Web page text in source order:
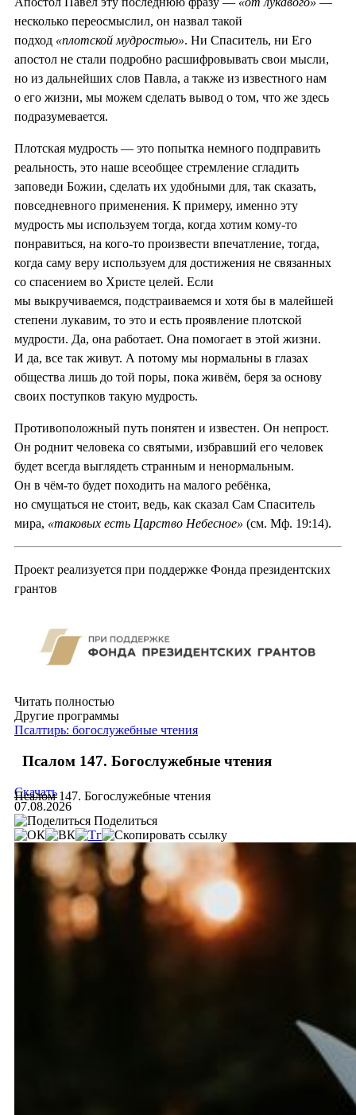
несколько переосмыслил, он назвал такой
подход «плотской мудростью». Ни Спаситель, ни Его
апостол не стали подробно расшифровывать свои мысли,
но из дальнейших слов Павла, а также из известного нам
о его жизни, мы можем сделать вывод о том, что же здесь
подразумевается.
Плотская мудрость — это попытка немного подправить
реальность, это наше всеобщее стремление сгладить
заповеди Божии, сделать их удобными для, так сказать,
повседневного применения. К примеру, именно эту
мудрость мы используем тогда, когда хотим кому-то
понравиться, на кого-то произвести впечатление, тогда,
когда саму веру используем для достижения не связанных
со спасением во Христе целей. Если
мы выкручиваемся, подстраиваемся и хотя бы в малейшей
степени лукавим, то это и есть проявление плотской
мудрости. Да, она работает. Она помогает в этой жизни.
И да, все так живут. А потому мы нормальны в глазах
общества лишь до той поры, пока живём, беря за основу
своих поступков такую мудрость.
Противоположный путь понятен и известен. Он непрост.
Он роднит человека со святыми, избравший его человек
будет всегда выглядеть странным и ненормальным.
Он в чём-то будет походить на малого ребёнка,
но смущаться не стоит, ведь, как сказал Сам Спаситель
мира, «таковых есть Царство Небесное» (см. Мф. 19:14).
Проект реализуется при поддержке Фонда президентских
грантов
Читать полностью
Другие программы
Псалтирь: богослужебные чтения
Псалом 147. Богослужебные чтения
Псалом 147. Богослужебные чтения
Скачать
07.08.2026
Поделиться